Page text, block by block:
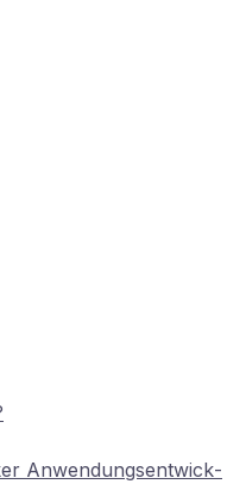
An­wen­dungs­ent­wick­